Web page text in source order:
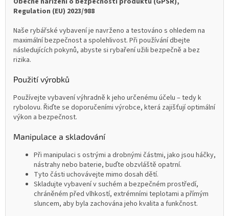
Regulation (EU) 2023/988
Naše rybářské vybavení je navrženo a testováno s ohledem na
maximální bezpečnost a spolehlivost. Při používání dbejte
následujících pokynů, abyste si rybaření užili bezpečně a bez
rizika.
Použití výrobků
Používejte vybavení výhradně k jeho určenému účelu – tedy k
rybolovu. Řiďte se doporučeními výrobce, která zajišťují optimální
výkon a bezpečnost.
Manipulace a skladování
Při manipulaci s ostrými a drobnými částmi, jako jsou háčky,
nástrahy nebo baterie, buďte obzvláště opatrní.
Tyto části uchovávejte mimo dosah dětí.
Skladujte vybavení v suchém a bezpečném prostředí,
chráněném před vlhkostí, extrémními teplotami a přímým
sluncem, aby byla zachována jeho kvalita a funkčnost.